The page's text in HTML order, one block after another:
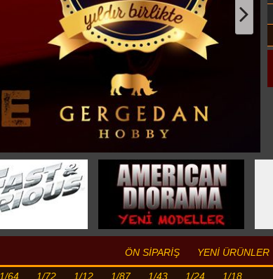
ÖN SİPARİŞ YENİ ÜRÜNLER
1/64 1/72 1/12 1/87 1/43 1/24 1/18